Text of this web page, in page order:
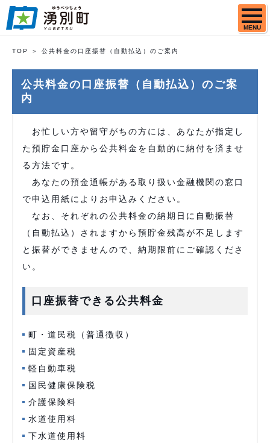
MENU
TOP 公共料金の口座振替（自動払込）のご案内
公共料金の口座振替（自動払込）のご案
内
お忙しい方や留守がちの方には、あなたが指定し
た預貯金口座から公共料金を自動的に納付を済ませ
る方法です。
あなたの預金通帳がある取り扱い金融機関の窓口
で申込用紙によりお申込みください。
なお、それぞれの公共料金の納期日に自動振替
（自動払込）されますから預貯金残高が不足します
と振替ができませんので、納期限前にご確認くださ
い。
口座振替できる公共料金
町・道民税（普通徴収）
固定資産税
軽自動車税
国民健康保険税
介護保険料
水道使用料
下水道使用料